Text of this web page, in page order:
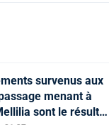
survenus aux
menant à
sont le résultat